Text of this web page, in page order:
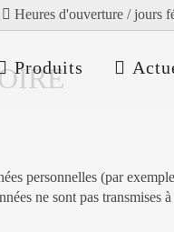
Heures d'ouverture / jours
Produits
personnelles (par
ne sont pas transmises à